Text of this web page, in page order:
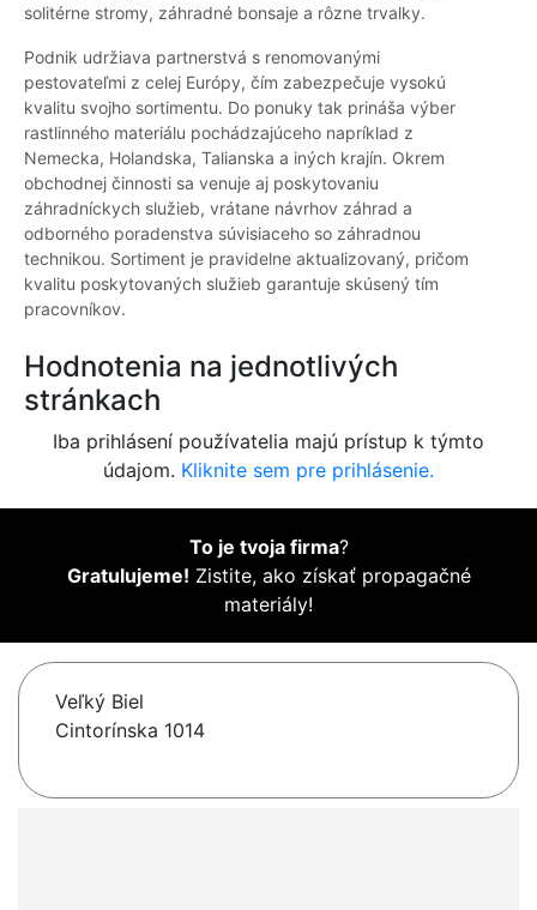
solitérne stromy, záhradné bonsaje a rôzne trvalky.
Podnik udržiava partnerstvá s renomovanými
pestovateľmi z celej Európy, čím zabezpečuje vysokú
kvalitu svojho sortimentu. Do ponuky tak prináša výber
rastlinného materiálu pochádzajúceho napríklad z
Nemecka, Holandska, Talianska a iných krajín. Okrem
obchodnej činnosti sa venuje aj poskytovaniu
záhradníckych služieb, vrátane návrhov záhrad a
odborného poradenstva súvisiaceho so záhradnou
technikou. Sortiment je pravidelne aktualizovaný, pričom
kvalitu poskytovaných služieb garantuje skúsený tím
pracovníkov.
Hodnotenia na jednotlivých
stránkach
Iba prihlásení používatelia majú prístup k týmto
údajom. Kliknite sem pre prihlásenie.
To je tvoja firma?
Gratulujeme! Zistite, ako získať propagačné
materiály!
Veľký Biel
Cintorínska 1014